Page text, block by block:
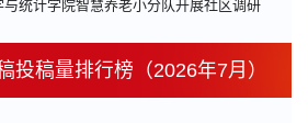
与统计学院智慧养老小分队开展社区调研
投稿量排行榜（2026年7月）